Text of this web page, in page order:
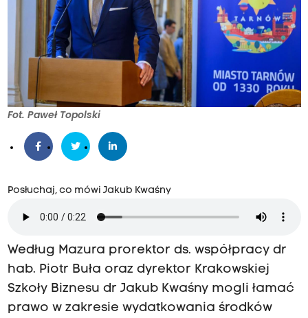
Fot. Paweł Topolski
Posłuchaj, co mówi Jakub Kwaśny
Według Mazura prorektor ds. współpracy dr
hab. Piotr Buła oraz dyrektor Krakowskiej
Szkoły Biznesu dr Jakub Kwaśny mogli łamać
prawo w zakresie wydatkowania środków